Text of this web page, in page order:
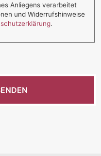
Anliegens verarbeitet
und Widerrufshinweise
.